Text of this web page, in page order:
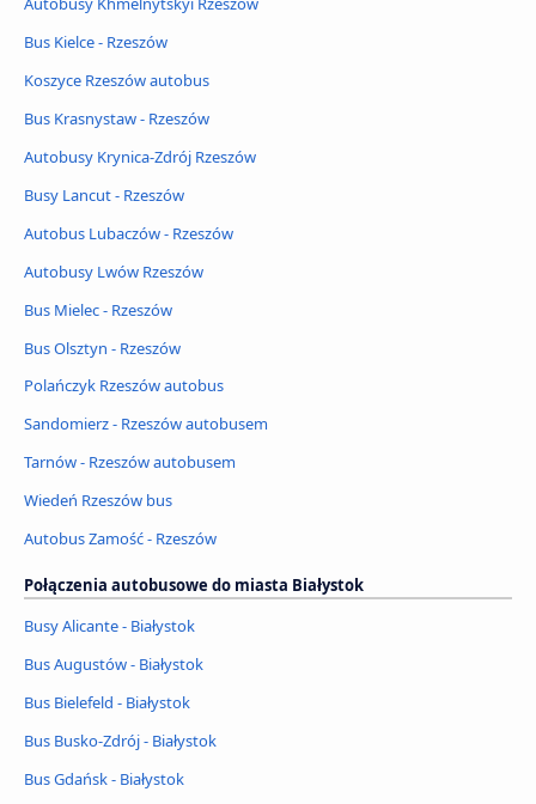
Bus Kielce - Rzeszów
Koszyce Rzeszów autobus
Bus Krasnystaw - Rzeszów
Autobusy Krynica-Zdrój Rzeszów
Busy Lancut - Rzeszów
Autobus Lubaczów - Rzeszów
Autobusy Lwów Rzeszów
Bus Mielec - Rzeszów
Bus Olsztyn - Rzeszów
Polańczyk Rzeszów autobus
Sandomierz - Rzeszów autobusem
Tarnów - Rzeszów autobusem
Wiedeń Rzeszów bus
Autobus Zamość - Rzeszów
Połączenia autobusowe do miasta Białystok
Busy Alicante - Białystok
Bus Augustów - Białystok
Bus Bielefeld - Białystok
Bus Busko-Zdrój - Białystok
Bus Gdańsk - Białystok